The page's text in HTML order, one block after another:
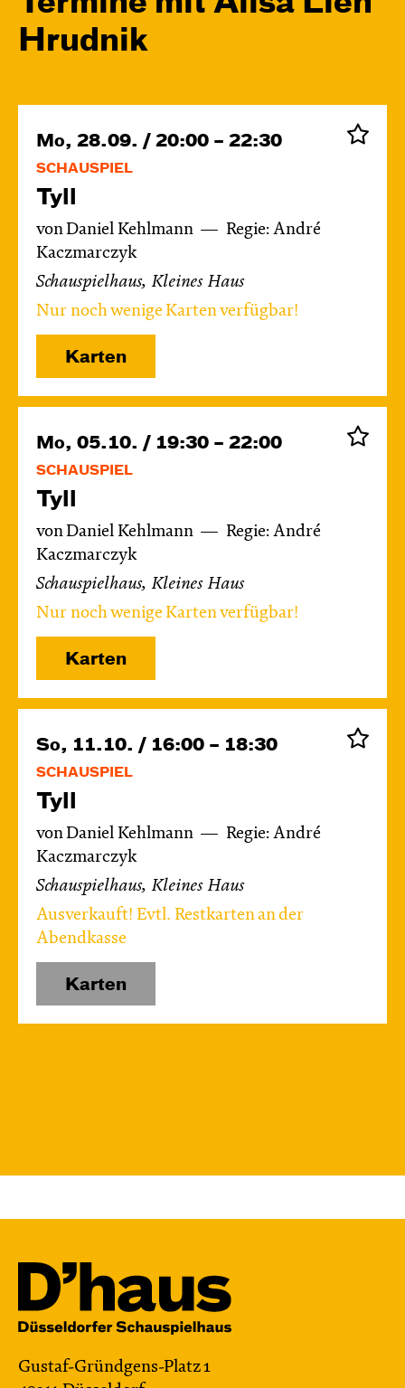
Hrudnik
Mo, 28.09. / 20:00 – 22:30
SCHAUSPIEL
Tyll
von Daniel Kehlmann
Regie: André
Kaczmarczyk
Schauspielhaus, Kleines Haus
Nur noch wenige Karten verfügbar!
Karten
Mo, 05.10. / 19:30 – 22:00
SCHAUSPIEL
Tyll
von Daniel Kehlmann
Regie: André
Kaczmarczyk
Schauspielhaus, Kleines Haus
Nur noch wenige Karten verfügbar!
Karten
So, 11.10. / 16:00 – 18:30
SCHAUSPIEL
Tyll
von Daniel Kehlmann
Regie: André
Kaczmarczyk
Schauspielhaus, Kleines Haus
Ausverkauft! Evtl. Restkarten an der
Abendkasse
Karten
Gustaf-Gründgens-Platz 1